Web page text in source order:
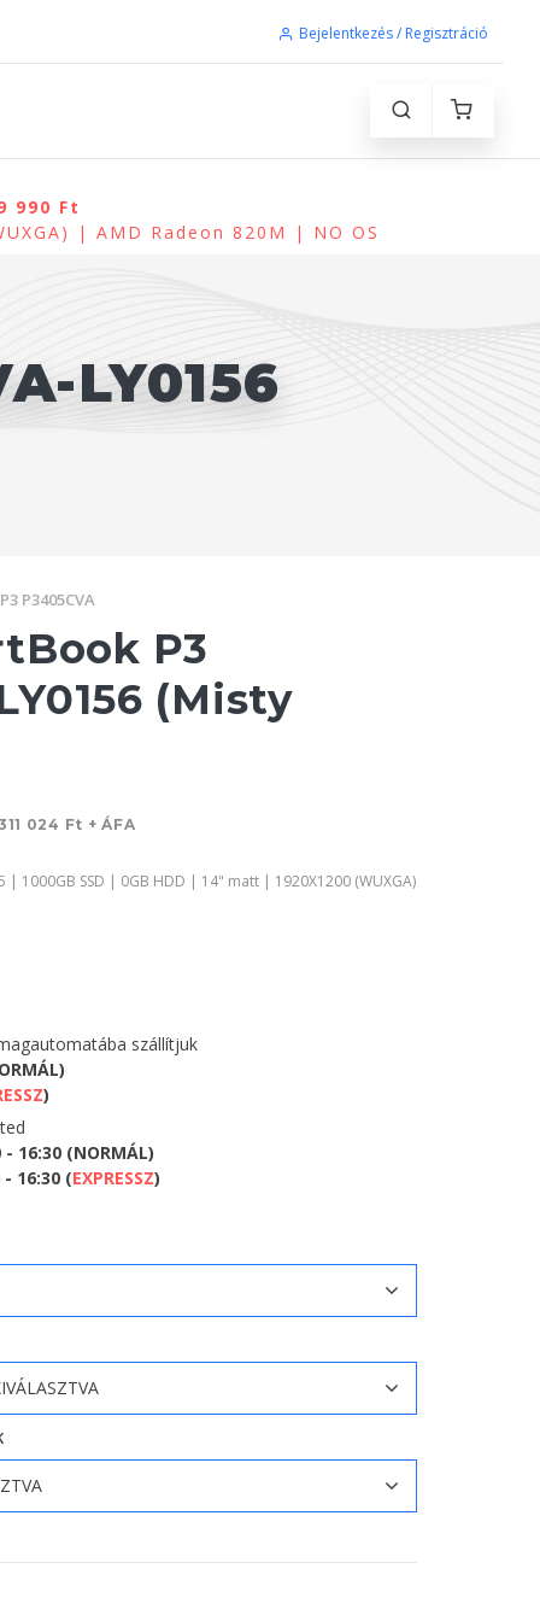
Bejelentkezés / Regisztráció
990 Ft
| AMD Radeon 820M | NO OS
LY0156
P3405CVA
P3
(Misty
311 024 Ft + ÁFA
1000GB SSD | 0GB HDD | 14" matt | 1920X1200 (WUXGA)
szállítjuk
)
- 16:30 (NORMÁL)
- 16:30 (EXPRESSZ)